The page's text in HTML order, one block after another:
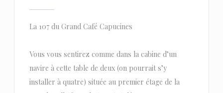
La 107 du Grand Café Capucines
Vous vous sentirez comme dans la cabine d’un
navire à cette table de deux (on pourrait s’y
installer à quatre) située au premier étage de la